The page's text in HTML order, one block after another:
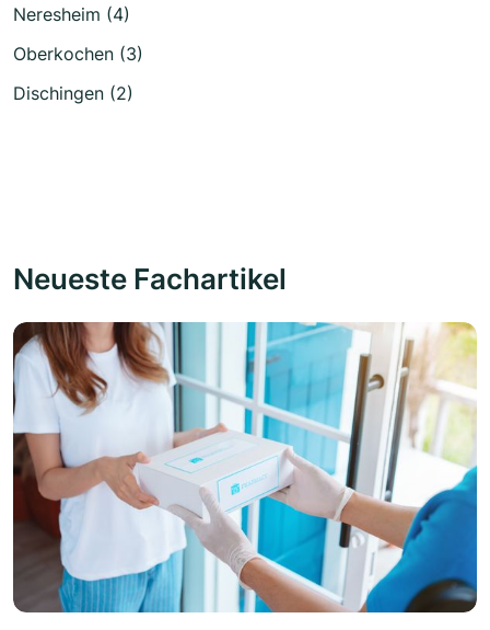
Neresheim (4)
Oberkochen (3)
Dischingen (2)
Neueste Fachartikel